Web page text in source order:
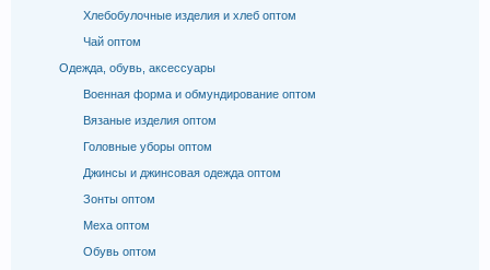
Хлебобулочные изделия и хлеб оптом
Чай оптом
Одежда, обувь, аксессуары
Военная форма и обмундирование оптом
Вязаные изделия оптом
Головные уборы оптом
Джинсы и джинсовая одежда оптом
Зонты оптом
Меха оптом
Обувь оптом